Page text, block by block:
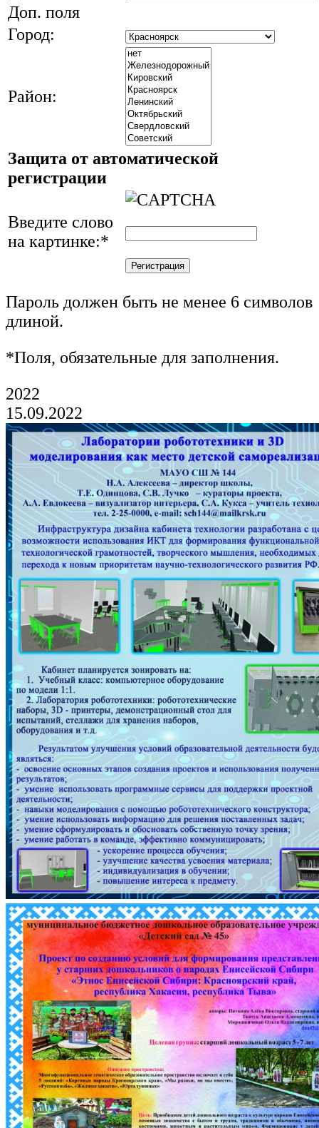
Доп. поля
Город:
Район:
Защита от автоматической
регистрации
Введите слово
на картинке:*
Пароль должен быть не менее 6 символов
длиной.
*Поля, обязательные для заполнения.
2022
15.09.2022